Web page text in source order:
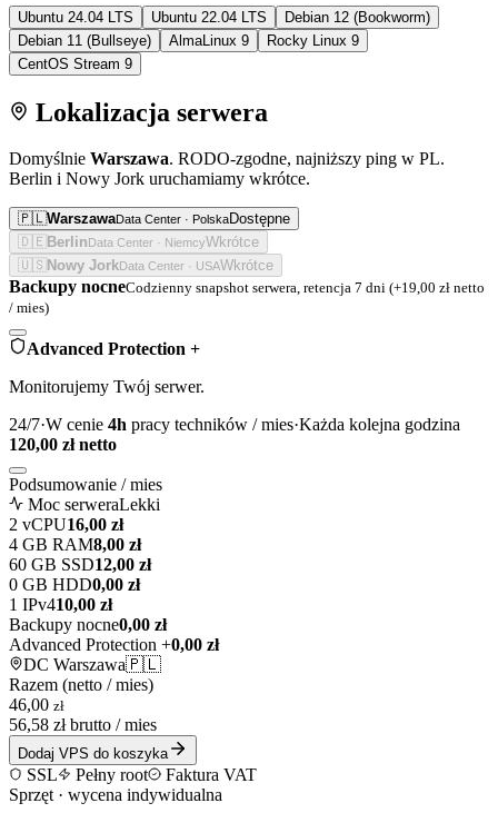
Ubuntu 24.04 LTS Ubuntu 22.04 LTS
Debian 12 (Bookworm)
Debian 11 (Bullseye)
AlmaLinux 9
Rocky Linux 9
CentOS Stream 9
Lokalizacja serwera
Domyślnie Warszawa. RODO-zgodne, najniższy ping w PL.
Berlin i Nowy Jork uruchamiamy wkrótce.
🇵🇱WarszawaData Center · PolskaDostępne
🇩🇪 Berlin Data Center · NiemcyWkrótce
🇺🇸 Nowy JorkData Center · USAWkrótce
Backupy nocneCodzienny snapshot serwera, retencja 7 dni (+19,00 zł netto
/ mies)
Advanced Protection +
Monitorujemy Twój serwer.
24/7·W cenie 4h pracy techników / mies·Każda kolejna godzina
120,00 zł netto
Podsumowanie / mies
Moc serweraLekki
2 vCPU16,00 zł
4 GB RAM8,00 zł
60 GB SSD12,00 zł
0 GB HDD0,00 zł
1 IPv410,00 zł
Backupy nocne0,00 zł
Advanced Protection +0,00 zł
DC Warszawa🇵🇱
Razem (netto / mies)
46,00 zł
56,58 zł brutto / mies
Dodaj VPS do koszyka
SSL Pełny root
Faktura VAT
Sprzęt · wycena indywidualna